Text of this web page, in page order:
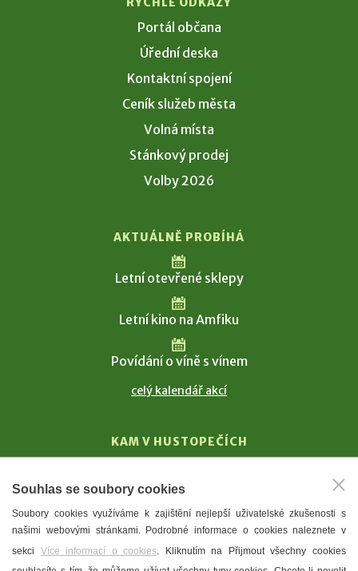
Portál občana
Úřední deska
Kontaktní spojení
Ceník služeb města
Volná místa
Stánkový prodej
Volby 2026
AKTUÁLNĚ PROBÍHÁ
Letní otevřené sklepy
Letní kino na Amfiku
Povídání o víně s vínem
celý kalendář akcí
KAM V HUSTOPEČÍCH
T. G. Masaryk
Mandloně
Ubytování
Souhlas se soubory cookies
Soubory cookies využíváme k zajištění nejlepší uživatelské zkušenosti s
našimi webovými stránkami. Podrobné informace o cookies naleznete v
sekci Více informací o cookies. Kliknutím na Přijmout všechny cookies